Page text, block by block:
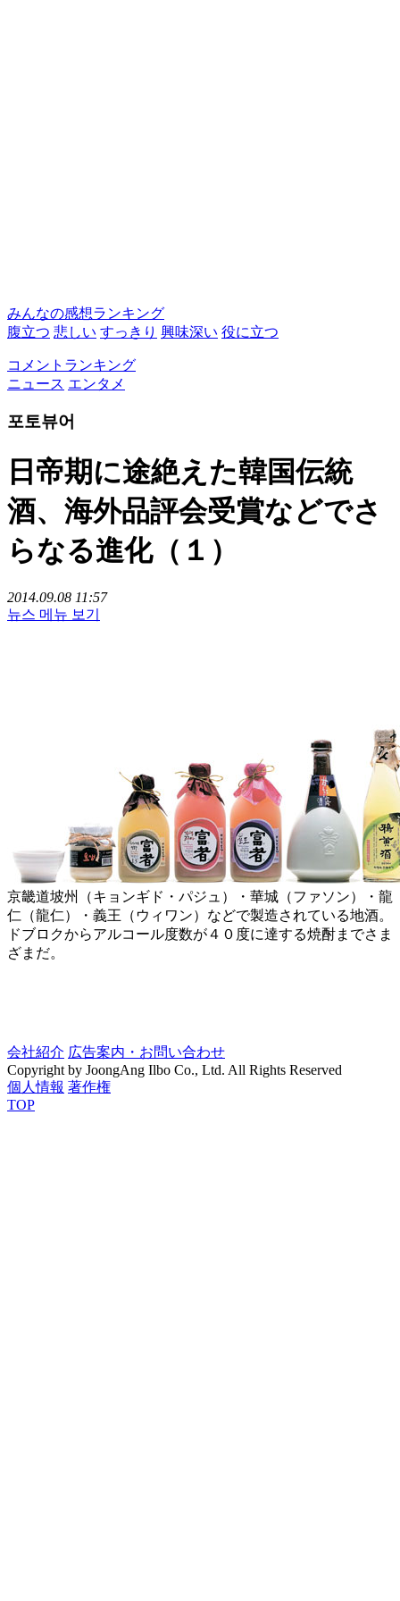
みんなの感想ランキング
腹立つ 悲しい すっきり 興味深い 役に立つ
コメントランキング
ニュース エンタメ
포토뷰어
日帝期に途絶えた韓国伝統
酒、海外品評会受賞などでさ
らなる進化（１）
2014.09.08 11:57
뉴스 메뉴 보기
京畿道坡州（キョンギド・パジュ）・華城（ファソン）・龍
仁（龍仁）・義王（ウィワン）などで製造されている地酒。
ドブロクからアルコール度数が４０度に達する焼酎までさま
ざまだ。
会社紹介 広告案内・お問い合わせ
Copyright by JoongAng Ilbo Co., Ltd. All Rights Reserved
個人情報 著作権
TOP